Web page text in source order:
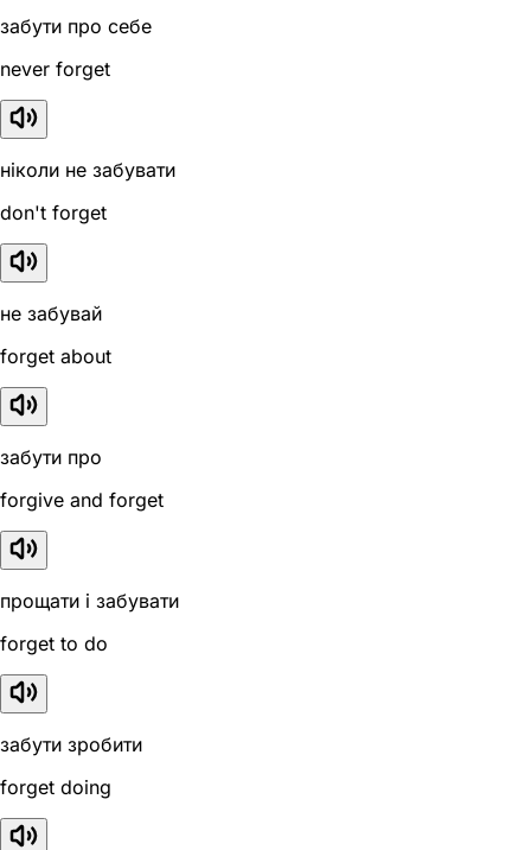
забути про себе
never forget
ніколи не забувати
don't forget
не забувай
forget about
забути про
forgive and forget
прощати і забувати
forget to do
забути зробити
forget doing